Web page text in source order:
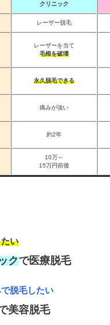
クリニック
レーザー脱毛
レーザーを当て
毛根を破壊
永久脱毛できる
痛みが強い
約2年
10万～
15万円前後
い
クで医療脱毛
脱毛したい
美容脱毛